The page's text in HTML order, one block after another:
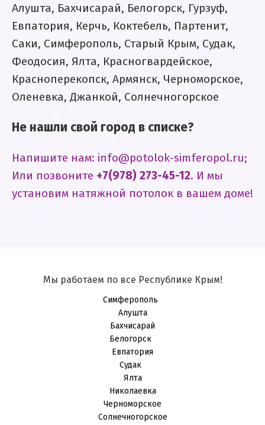
❅ ❆
❅
*
.
.
❆
❅
.
❄
❆
❆
❄
❄
❅
❆ ❄
.
. ❆
❅
*
Алушта, Бахчисарай, Белогорск, Гурзуф,
Евпатория, Керчь, Коктебель, Партенит,
Саки, Симферополь, Старый Крым, Судак,
Феодосия, Ялта, Красногвардейское,
Красноперекопск, Армянск, Черноморское,
Оленевка, Джанкой, Солнечногорское
Не нашли свой город в списке?
Напишите нам: info@potolok-simferopol.ru;
Или позвоните +7(978) 273-45-12. И мы
установим натяжной потолок в вашем доме!
Мы работаем по все Республике Крым!
Симферополь
Алушта
Бахчисарай
Белогорск
Евпатория
Судак
Ялта
Николаевка
Черноморское
Солнечногорское